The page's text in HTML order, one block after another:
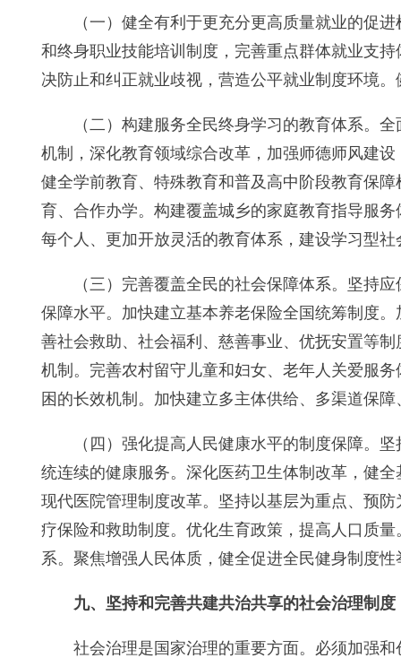
（一）健全有利于更充分更高质量就业的促
和终身职业技能培训制度，完善重点群体就业支
决防止和纠正就业歧视，营造公平就业制度环境
（二）构建服务全民终身学习的教育体系。
机制，深化教育领域综合改革，加强师德师风建
健全学前教育、特殊教育和普及高中阶段教育保
育、合作办学。构建覆盖城乡的家庭教育指导服
每个人、更加开放灵活的教育体系，建设学习型社
（三）完善覆盖全民的社会保障体系。坚持
保障水平。加快建立基本养老保险全国统筹制度
善社会救助、社会福利、慈善事业、优抚安置等
机制。完善农村留守儿童和妇女、老年人关爱服
困的长效机制。加快建立多主体供给、多渠道保
（四）强化提高人民健康水平的制度保障。
统连续的健康服务。深化医药卫生体制改革，健
现代医院管理制度改革。坚持以基层为重点、预
疗保险和救助制度。优化生育政策，提高人口质
系。聚焦增强人民体质，健全促进全民健身制度性
九、坚持和完善共建共治共享的社会治理制
社会治理是国家治理的重要方面。必须加强